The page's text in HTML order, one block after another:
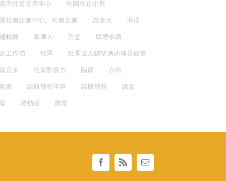
市社會企業中心 桃園社企小聚
社會企業中心，社會企業 流浪犬 海洋
輔具 漸凍人 獎金 環境永續
工作坊 社區 社團法人麒望溝通輔具協會
企業 社會影響力 腦傷 衣物
書 諾貝爾和平獎 諾貝爾獎 講堂
過動症 麒望
Facebook
Rss Email: